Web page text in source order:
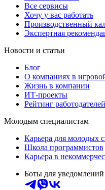
Все сервисы
Хочу у вас работать
Производственный
Экспертная
Новости и статьи
Блог
О компаниях в
Жизнь в компании
ИТ-проекты
Рейтинг
Молодым специалистам
Карьера для молодых
Школа программистов
Карьера в
Боты для уведомлений